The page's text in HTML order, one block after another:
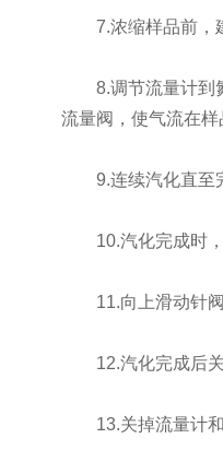
7.浓缩样品前，建
8.调节流量计到氮
流量阀，使气流在
9.连续汽化直至完
10.汽化完成时，
11.向上滑动针阀
12.汽化完成后关
13.关掉流量计和